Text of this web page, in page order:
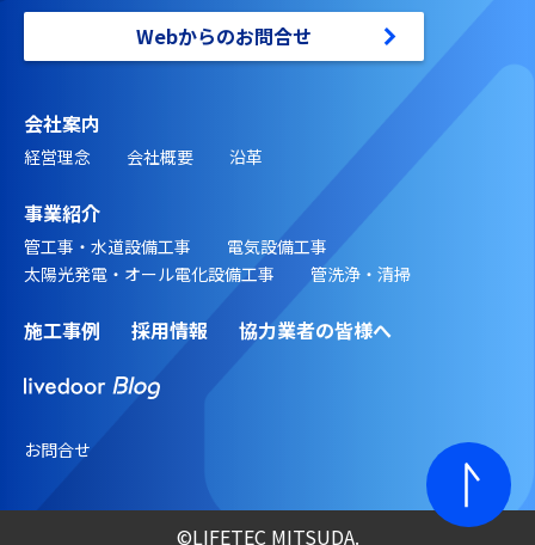
Webからのお問合せ
会社案内
経営理念 会社概要 沿革
事業紹介
管工事・水道設備工事
電気設備工事
太陽光発電・オール電化設備工事
管洗浄・清掃
施工事例 採用情報 協力業者の皆様へ
お問合せ
©︎LIFETEC MITSUDA.